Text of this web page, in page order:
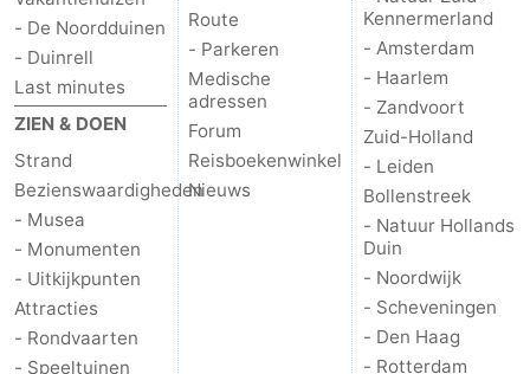
- De Noordduinen
- Duinrell
Last minutes
ZIEN & DOEN
Strand
Bezienswaardigheden
- Musea
- Monumenten
- Uitkijkpunten
Attracties
- Rondvaarten
- Speeltuinen
Route
- Parkeren
Medische
adressen
Forum
Reisboekenwinkel
Nieuws
Kennermerland
- Amsterdam
- Haarlem
- Zandvoort
Zuid-Holland
- Leiden
Bollenstreek
- Natuur Hollands
Duin
- Noordwijk
- Scheveningen
- Den Haag
- Rotterdam